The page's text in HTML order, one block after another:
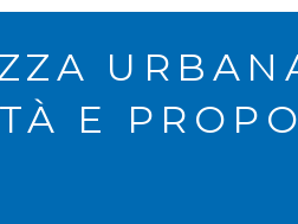
E